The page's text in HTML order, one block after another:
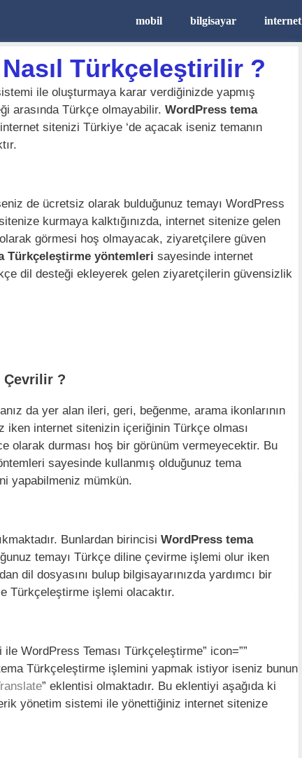
mobil bilgisayar internet
Türkçeleştirilir ?
ile oluşturmaya karar verdiğinizde yapmış
arasında Türkçe olmayabilir. WordPress tema
sitenizi Türkiye ‘de açacak iseniz temanın
de ücretsiz olarak bulduğunuz temayı WordPress
kurmaya kalktığınızda, internet sitenize gelen
görmesi hoş olmayacak, ziyaretçilere güven
Türkçeleştirme yöntemleri sayesinde internet
dil desteği ekleyerek gelen ziyaretçilerin güvensizlik
Çevrilir ?
da yer alan ileri, geri, beğenme, arama ikonlarının
iken internet sitenizin içeriğinin Türkçe olması
olarak durması hoş bir görünüm vermeyecektir. Bu
sayesinde kullanmış olduğunuz tema
yapabilmeniz mümkün.
Bunlardan birincisi WordPress tema
temayı Türkçe diline çevirme işlemi olur iken
dil dosyasını bulup bilgisayarınızda yardımcı bir
Türkçeleştirme işlemi olacaktır.
WordPress Teması Türkçeleştirme” icon=””
Türkçeleştirme işlemini yapmak istiyor iseniz bunun
” eklentisi olmaktadır. Bu eklentiyi aşağıda ki
yönetim sistemi ile yönettiğiniz internet sitenize